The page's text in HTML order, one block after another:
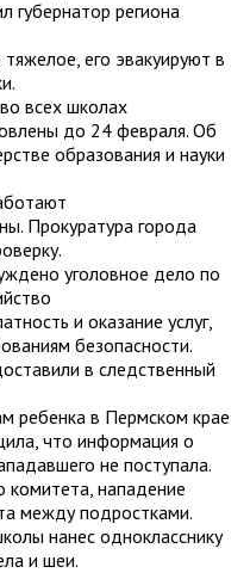
губернатор региона
его эвакуируют в
всех школах
до 24 февраля. Об
образования и науки
Прокуратура города
уголовное дело по
и оказание услуг,
безопасности.
в следственный
ребенка в Пермском крае
что информация о
не поступала.
нападение
между подростками.
нанес однокласснику
и шеи.